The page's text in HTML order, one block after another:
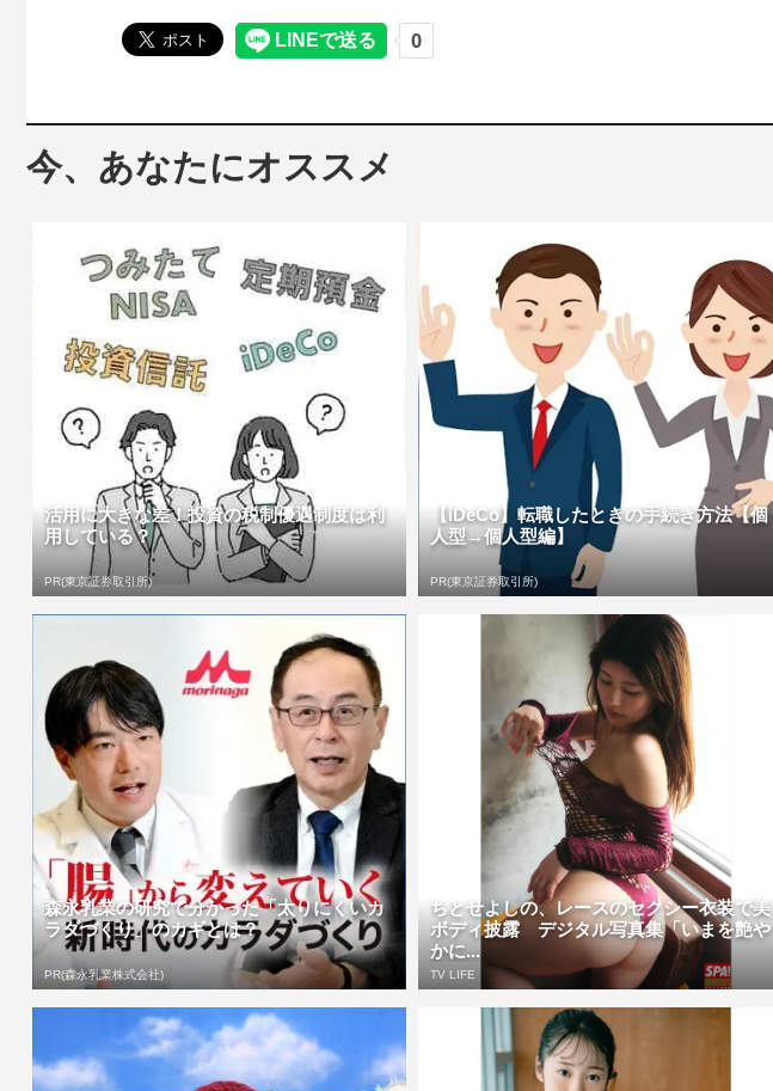
今、あなたにオススメ
活用に大きな差！投資の税制優遇制度は利
用している？
PR(東京証券取引所)
【iDeCo】転職したときの手続き方法【個
人型→個人型編】
PR(東京証券取引所)
森永乳業の研究で分かった「太りにくいカ
ラダづくり」のカギとは？
PR(森永乳業株式会社)
ちとせよしの、レースのセクシー衣装で美
ボディ披露 デジタル写真集「いまを艶や
かに...
TV LIFE